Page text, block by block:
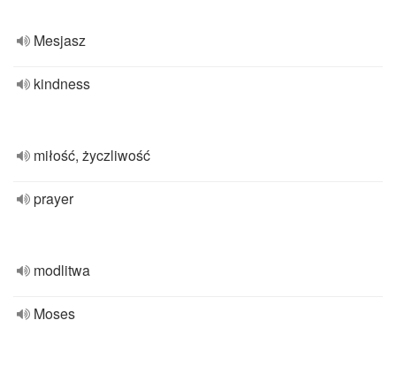
Mesjasz
kindness
miłość, życzliwość
prayer
modlitwa
Moses